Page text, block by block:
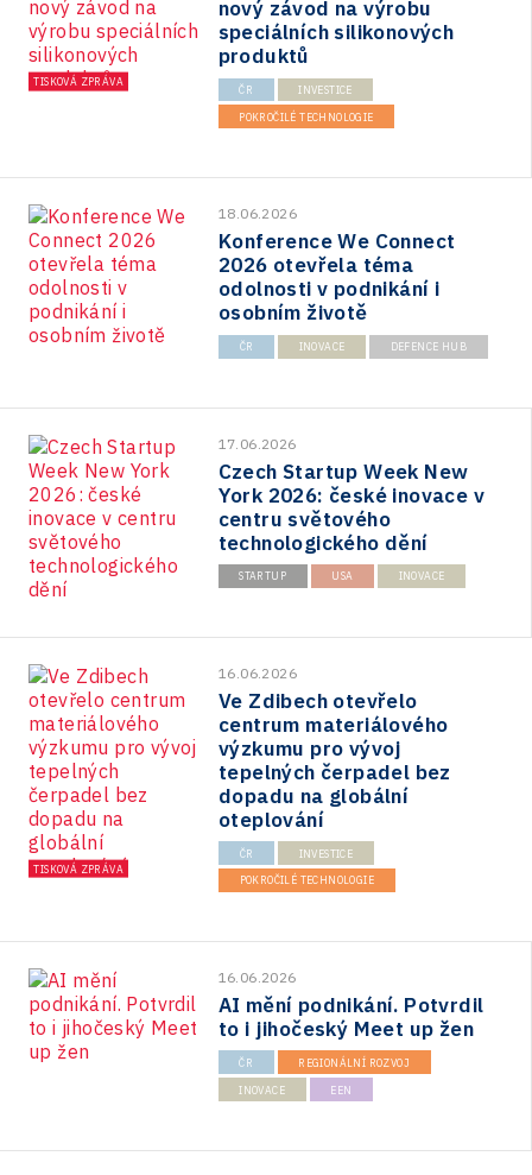
TISKOVÁ ZPRÁVA
nový závod na výrobu
speciálních silikonových
produktů
ČR INVESTICE
POKROČILÉ TECHNOLOGIE
18.06.2026
Konference We Connect
2026 otevřela téma
odolnosti v podnikání i
osobním životě
ČR INOVACE DEFENCE HUB
17.06.2026
Czech Startup Week New
York 2026: české inovace v
centru světového
technologického dění
STARTUP USA INOVACE
TISKOVÁ ZPRÁVA
16.06.2026
Ve Zdibech otevřelo
centrum materiálového
výzkumu pro vývoj
tepelných čerpadel bez
dopadu na globální
oteplování
ČR INVESTICE
POKROČILÉ TECHNOLOGIE
16.06.2026
AI mění podnikání. Potvrdil
to i jihočeský Meet up žen
ČR REGIONÁLNÍ ROZVOJ
INOVACE EEN